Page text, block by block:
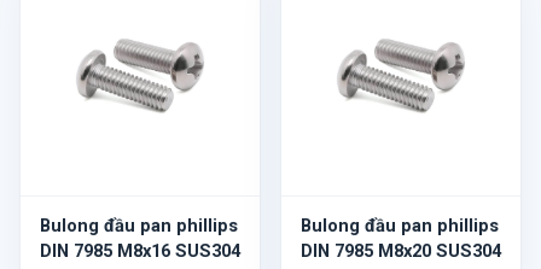
Bulong đầu pan phillips
DIN 7985 M8x16 SUS304
Bulong đầu pan phillips
DIN 7985 M8x20 SUS304